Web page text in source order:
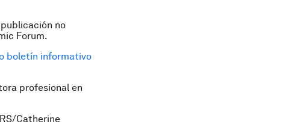
no
Forum.
boletín informativo
profesional en
Catherine